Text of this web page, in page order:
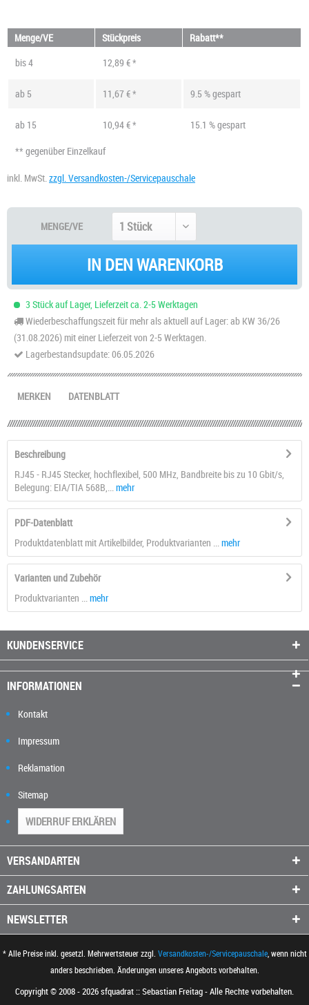
Menge/VE Stückpreis
Rabatt**
bis4 12,89 € *
ab 5 11,67 € * 9.5 % gespart
ab 15 10,94 € *
15.1 % gespart
** gegenüber Einzelkauf
inkl. MwSt. zzgl. Versandkosten-/Servicepauschale
MENGE/VE
IN DEN WARENKORB
3 Stück auf Lager, Lieferzeit ca. 2-5 Werktagen
Wiederbeschaffungszeit für mehr als aktuell auf Lager: ab KW 36/26
(31.08.2026) mit einer Lieferzeit von 2-5 Werktagen.
Lagerbestandsupdate: 06.05.2026
DATENBLATT
MERKEN
Beschreibung
RJ45 - RJ45 Stecker, hochflexibel, 500 MHz, Bandbreite bis zu 10 Gbit/s,
Belegung: EIA/TIA 568B,...
mehr
PDF-Datenblatt
Produktdatenblatt mit Artikelbilder, Produktvarianten ... mehr
Varianten und Zubehör
Produktvarianten ... mehr
KUNDENSERVICE
INFORMATIONEN
Kontakt
Impressum
Reklamation
Sitemap
WIDERRUF ERKLÄREN
VERSANDARTEN
ZAHLUNGSARTEN
NEWSLETTER
* Alle Preise inkl. gesetzl. Mehrwertsteuer zzgl. Versandkosten-/Servicepauschale, wenn nicht
anders beschrieben. Änderungen unseres Angebots vorbehalten.
Copyright © 2008 - 2026 sfquadrat :: Sebastian Freitag - Alle Rechte vorbehalten.